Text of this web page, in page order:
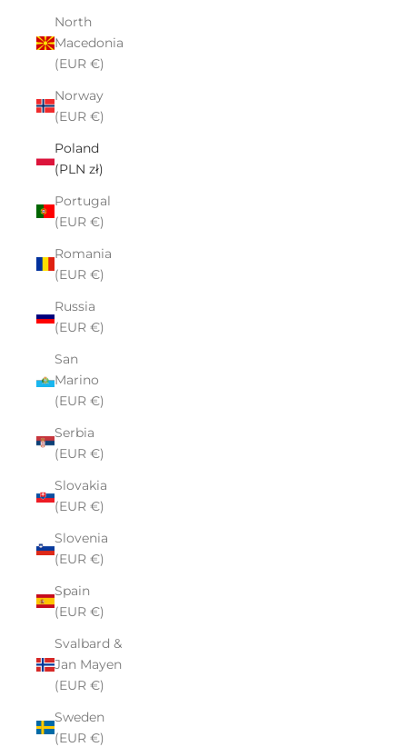
North
Macedonia
(EUR €)
Norway
(EUR €)
Poland
(PLN zł)
Portugal
(EUR €)
Romania
(EUR €)
Russia
(EUR €)
San
Marino
(EUR €)
Serbia
(EUR €)
Slovakia
(EUR €)
Slovenia
(EUR €)
Spain
(EUR €)
Svalbard &
Jan Mayen
(EUR €)
Sweden
(EUR €)